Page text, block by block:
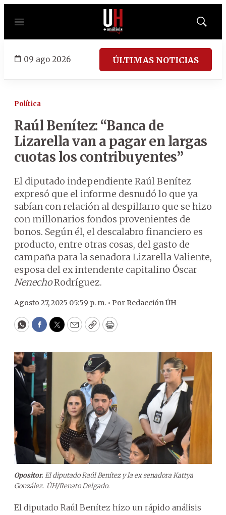
Menú
Mostrar
09 ago 2026 ÚLTIMAS NOTICIAS
Política
Raúl Benítez: “Banca de
Lizarella van a pagar en largas
cuotas los contribuyentes”
El diputado independiente Raúl Benítez
expresó que el informe desnudó lo que ya
sabían con relación al despilfarro que se hizo
con millonarios fondos provenientes de
bonos. Según él, el descalabro financiero es
producto, entre otras cosas, del gasto de
campaña para la senadora Lizarella Valiente,
esposa del ex intendente capitalino Óscar
NenechoRodríguez.
Agosto 27, 2025 05:59 p. m. • Por Redacción ÚH
WhatsApp
Facebook
Twitter
EmailCopyPrint
Opositor. El diputado Raúl Benítez y la ex senadora Kattya
González. ÚH/Renato Delgado.
El diputado Raúl Benítez hizo un rápido análisis